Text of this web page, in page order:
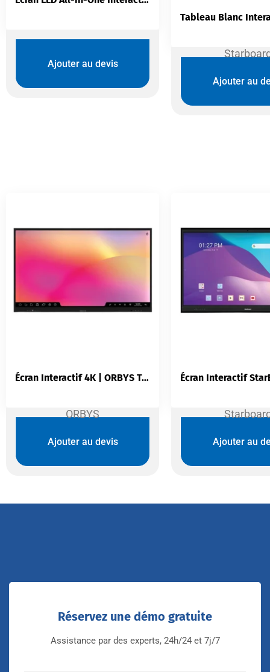
Ajouter au devis
Ajouter au
ORBYS
Écran Interactif 4K | ORBYS Touch Série 9 Pro 65″/75″/86″
Ajouter au devis Ajouter au
Réservez une démo gratuite
Assistance par des experts, 24h/24 et 7j/7